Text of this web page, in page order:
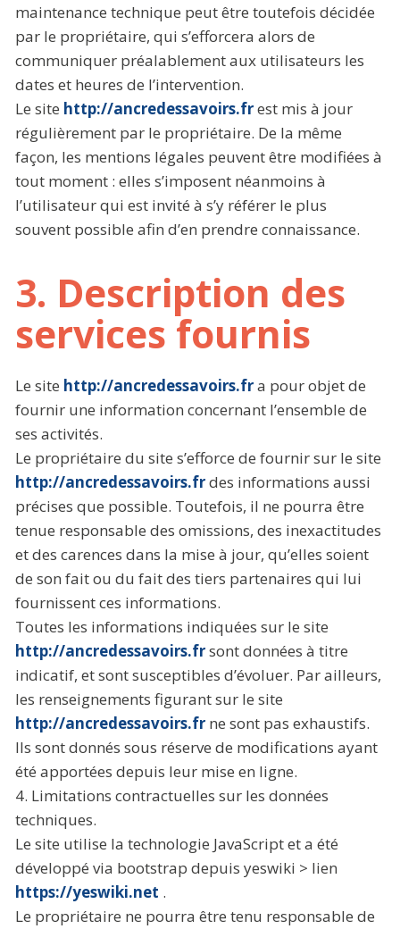
maintenance technique peut être toutefois décidée
par le propriétaire, qui s’efforcera alors de
communiquer préalablement aux utilisateurs les
dates et heures de l’intervention.
Le site http://ancredessavoirs.frest mis à jour
régulièrement par le propriétaire. De la même
façon, les mentions légales peuvent être modifiées à
tout moment : elles s’imposent néanmoins à
l’utilisateur qui est invité à s’y référer le plus
souvent possible afin d’en prendre connaissance.
3. Description des
services fournis
Le site http://ancredessavoirs.fra pour objet de
fournir une information concernant l’ensemble de
ses activités.
Le propriétaire du site s’efforce de fournir sur le site
http://ancredessavoirs.frdes informations aussi
précises que possible. Toutefois, il ne pourra être
tenue responsable des omissions, des inexactitudes
et des carences dans la mise à jour, qu’elles soient
de son fait ou du fait des tiers partenaires qui lui
fournissent ces informations.
Toutes les informations indiquées sur le site
http://ancredessavoirs.frsont données à titre
indicatif, et sont susceptibles d’évoluer. Par ailleurs,
les renseignements figurant sur le site
http://ancredessavoirs.fr ne sont pas exhaustifs.
Ils sont donnés sous réserve de modifications ayant
été apportées depuis leur mise en ligne.
4. Limitations contractuelles sur les données
techniques.
Le site utilise la technologie JavaScript et a été
développé via bootstrap depuis yeswiki > lien
https://yeswiki.net .
Le propriétaire ne pourra être tenu responsable de